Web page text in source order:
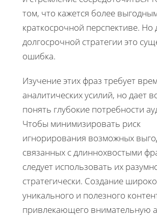
том, что кажется более
краткосрочной перспективе. Но
долгосрочной стратегии это
ошибка.
Изучение этих фраз требует
аналитических усилий, но дает
понять глубокие потребности
Чтобы минимизировать риск
игнорирования возможных
связанных с длиннохвостыми
следует использовать их
стратегически. Создание
уникального и полезного
привлекающего внимательную